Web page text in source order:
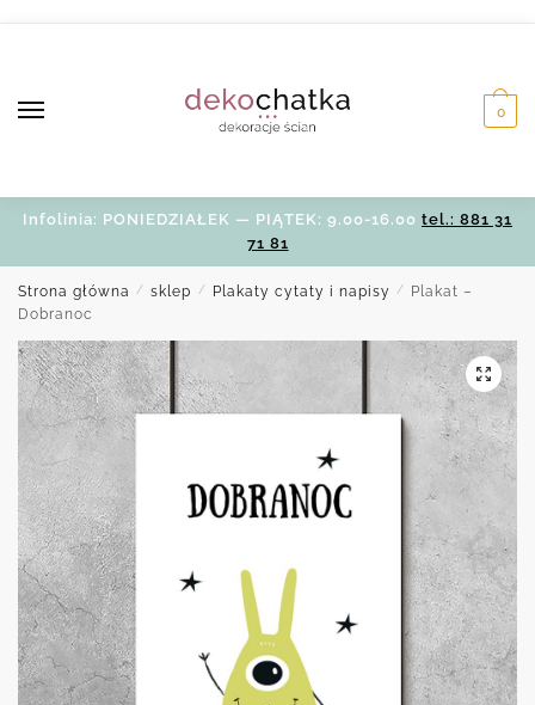
0
Infolinia: PONIEDZIAŁEK — PIĄTEK: 9.00-16.00 tel.: 881 31
71 81
Strona główna / sklep / Plakaty cytaty i napisy /
Plakat –
Dobranoc